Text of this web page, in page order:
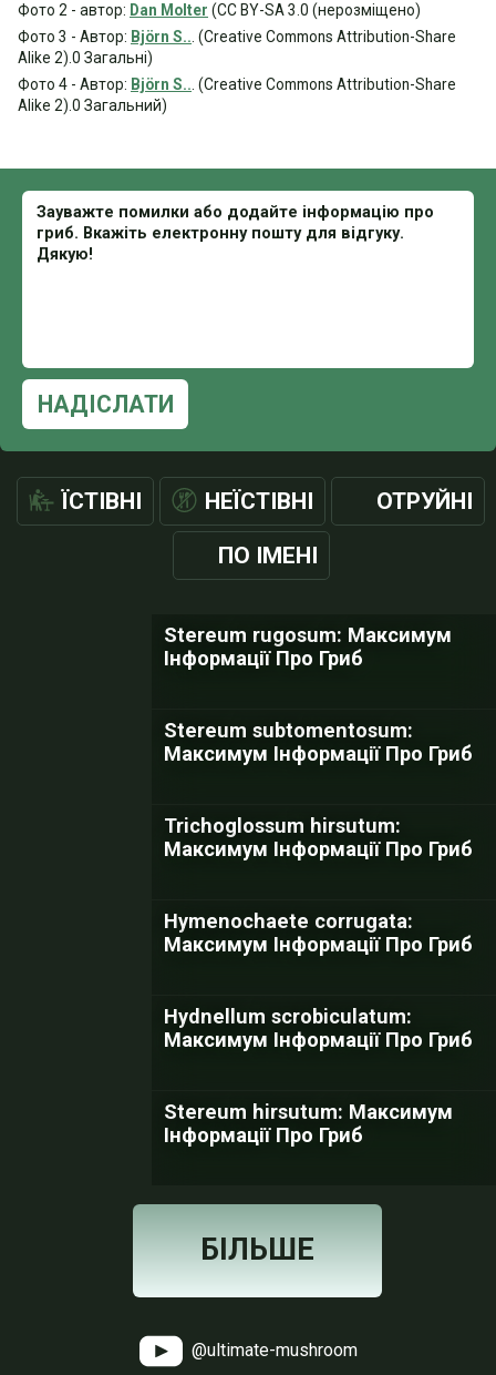
Фото 2 - автор: Dan Molter (CC BY-SA 3.0 (нерозміщено)
Фото 3 - Автор: Björn S.. . (Creative Commons Attribution-Share
Alike 2).0 Загальні)
Фото 4 - Автор: Björn S.. . (Creative Commons Attribution-Share
Alike 2).0 Загальний)
НАДІСЛАТИ
ЇСТІВНІ НЕЇСТІВНІ ОТРУЙНІ
ПО ІМЕНІ
Stereum rugosum: Максимум
Інформації Про Гриб
Stereum subtomentosum:
Максимум Інформації Про Гриб
Trichoglossum hirsutum:
Максимум Інформації Про Гриб
Hymenochaete corrugata:
Максимум Інформації Про Гриб
Hydnellum scrobiculatum:
Максимум Інформації Про Гриб
Stereum hirsutum: Максимум
Інформації Про Гриб
БІЛЬШЕ
@ultimate-mushroom